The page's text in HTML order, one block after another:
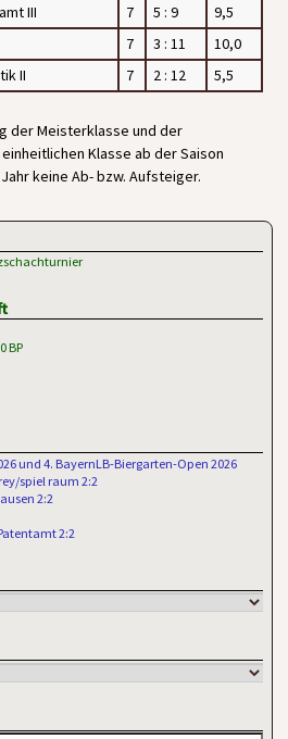
III 7 5 : 9
9,5
7 3 : 11
10,0
II 7 2 : 12 5,5
der Meisterklasse und der
Klasse ab der Saison
keine Ab- bzw. Aufsteiger.
BP
und 4. BayernLB-Biergarten-Open 2026
spiel raum 2:2
2:2
2:2